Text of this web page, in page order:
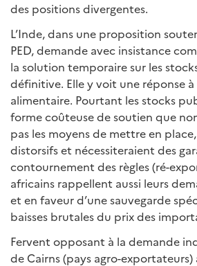
des positions divergentes.
L’Inde, dans une proposition
PED, demande avec insistance
la solution temporaire sur les
définitive. Elle y voit une réponse à
alimentaire. Pourtant les stocks
forme coûteuse de soutien que
pas les moyens de mettre en
distorsifs et nécessiteraient des
contournement des règles (ré-
africains rappellent aussi leurs
et en faveur d’une sauvegarde
baisses brutales du prix des
Fervent opposant à la demande
de Cairns (pays agro-exportateurs)